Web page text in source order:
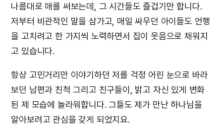
나름대로 애를 써보는데, 그 시간들도 즐겁기만 합니다.
저부터 비관적인 말을 삼가고, 매일 싸우던 아이들도 언행
을 고치려고 한 가지씩 노력하면서 집이 웃음으로 채워지
고 있습니다.
항상 고민거리만 이야기하던 저를 걱정 어린 눈으로 바라
보던 남편과 친척 그리고 친구들이, 밝고 자신 있게 변화
된 제 모습에 놀라워합니다. 그들도 제가 만난 하나님을
알아보려고 관심을 갖게 되었지요.